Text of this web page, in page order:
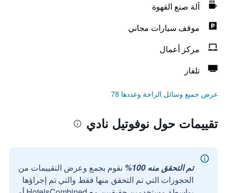
آلة صنع القهوة
موقف سيارات مجاني
مركز أعمال
تلفاز
عرض جميع وسائل الراحة وعددها 78
تقييمات حول نوفوتيل نادي
تم التحقق منه 100%
نقوم بجمع وعرض التقييمات من
الحجوزات التي تم التحقق منها فقط والتي تم إجراؤها